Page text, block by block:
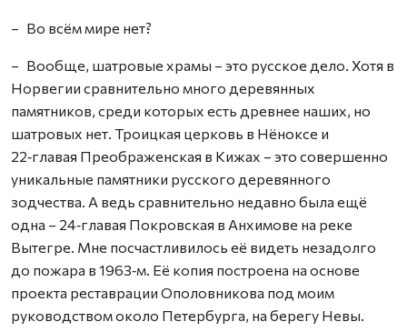
– Во всём мире нет?
– Вообще, шатровые храмы – это русское дело. Хотя в
Норвегии сравнительно много деревянных
памятников, среди которых есть древнее наших, но
шатровых нет. Троицкая церковь в Нёноксе и
22‑главая Преображенская в Кижах – это совершенно
уникальные памятники русского деревянного
зодчества. А ведь сравнительно недавно была ещё
одна – 24‑главая Покровская в Анхимове на реке
Вытегре. Мне посчастливилось её видеть незадолго
до пожара в 1963‑м. Её копия построена на основе
проекта реставрации Ополовникова под моим
руководством около Петербурга, на берегу Невы.